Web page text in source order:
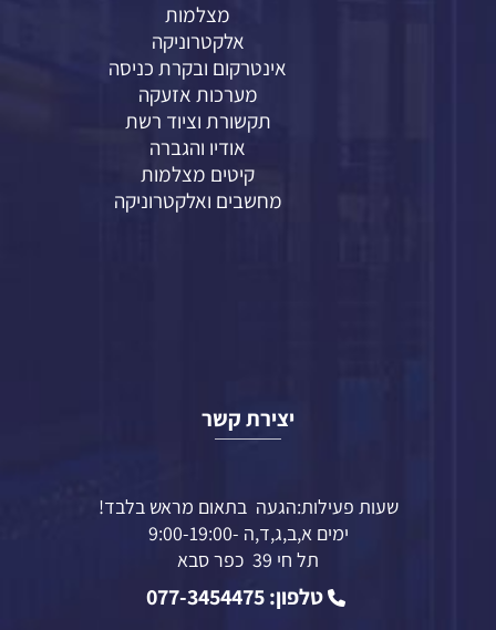
מצלמות
אלקטרוניקה
אינטרקום ובקרת כניסה
מערכות אזעקה
תקשורת וציוד רשת
אודיו והגברה
קיטים מצלמות
מחשבים ואלקטרוניקה
יצירת קשר
שעות פעילות:הגעה בתאום מראש בלבד!
ימים א,ב,ג,ד,ה -9:00-19:00
תל חי 39 כפר סבא
טלפון: 077-3454475